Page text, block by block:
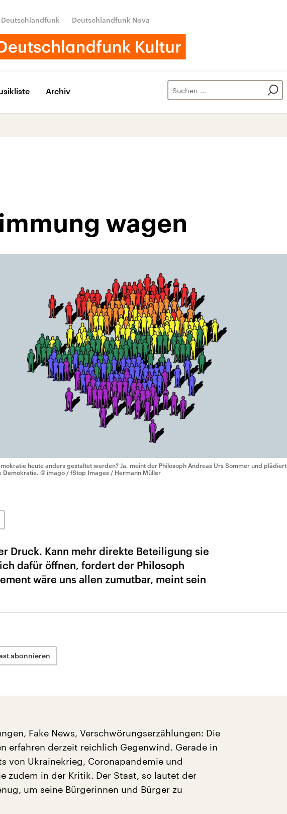
Deutschlandfunk Deutschlandfunk Nova
Archiv
wagen
heute anders gestaltet werden? Ja, meint der Philosoph Andreas Urs Sommer und plädiert
Demokratie. © imago / fStop Images / Hermann Müller
Druck. Kann mehr direkte Beteiligung sie
dafür öffnen, fordert der Philosoph
wäre uns allen zumutbar, meint sein
abonnieren
Fake News, Verschwörungserzählungen: Die
erfahren derzeit reichlich Gegenwind. Gerade in
von Ukrainekrieg, Coronapandemie und
zudem in der Kritik. Der Staat, so lautet der
um seine Bürgerinnen und Bürger zu